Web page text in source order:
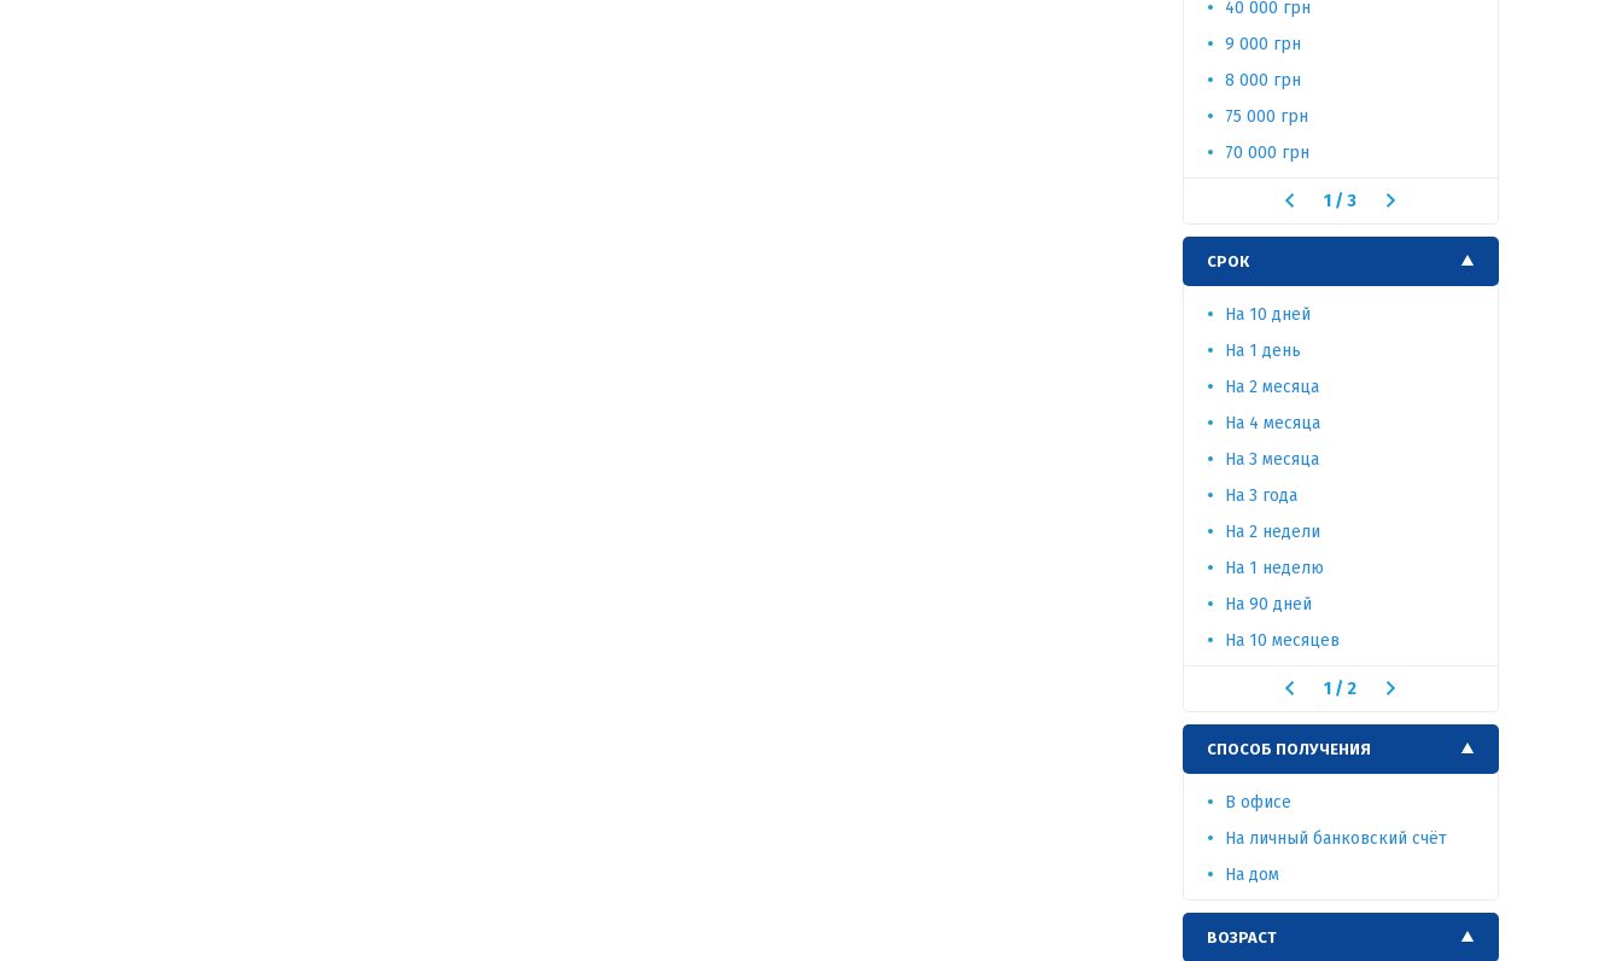
40 000 грн
9 000 грн
8 000 грн
75 000 грн
70 000 грн
1 /3
СРОК
На 10 дней
На 1 день
На 2 месяца
На 4 месяца
На 3 месяца
На 3 года
На 2 недели
На 1 неделю
На 90 дней
На 10 месяцев
1 / 2
СПОСОБ ПОЛУЧЕНИЯ
В офисе
На личный банковский счёт
На дом
ВОЗРАСТ